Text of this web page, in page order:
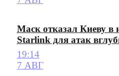
Маск отказал Киеву в
Starlink для атак
19:14
7 АВГ